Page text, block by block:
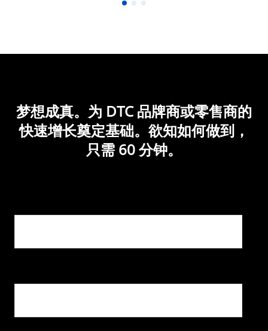
梦想成真。为 DTC 品牌商或零售商的
快速增长奠定基础。欲知如何做到，
只需 60 分钟。